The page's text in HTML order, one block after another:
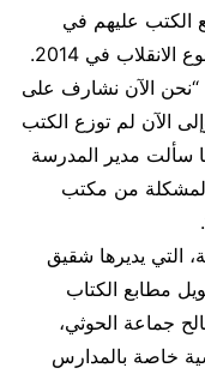
الكتب عليهم في
في 2014.
“نحن الآن نشارف على
الآن لم توزع الكتب
سألت مدير المدرسة
المشكلة من مكتب
التي يديرها شقيق
مطابع الكتاب
جماعة الحوثي،
خاصة بالمدارس